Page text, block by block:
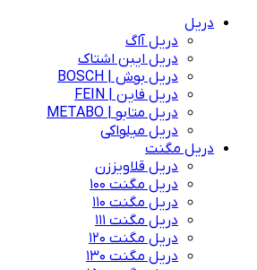
دریل
دریل آاگ
دریل ایبن اشتاک
دریل بوش | BOSCH
دریل فاین | FEIN
دریل متابو | METABO
دریل میلواکی
دریل مگنت
دریل قلاویززن
دریل مگنت 100
دریل مگنت 110
دریل مگنت 111
دریل مگنت 120
دریل مگنت 130